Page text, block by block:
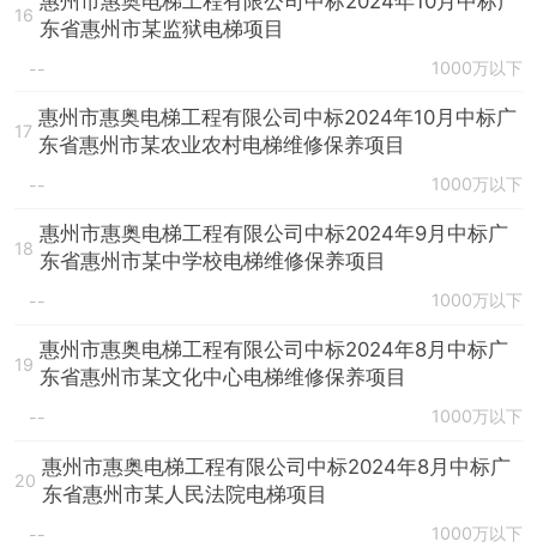
16
东省惠州市某监狱电梯项目
-- 1000万以下
17
惠州市惠奥电梯工程有限公司中标2024年10月中标广
东省惠州市某农业农村电梯维修保养项目
-- 1000万以下
18
惠州市惠奥电梯工程有限公司中标2024年9月中标广
东省惠州市某中学校电梯维修保养项目
-- 1000万以下
19
惠州市惠奥电梯工程有限公司中标2024年8月中标广
东省惠州市某文化中心电梯维修保养项目
-- 1000万以下
20
惠州市惠奥电梯工程有限公司中标2024年8月中标广
东省惠州市某人民法院电梯项目
-- 1000万以下